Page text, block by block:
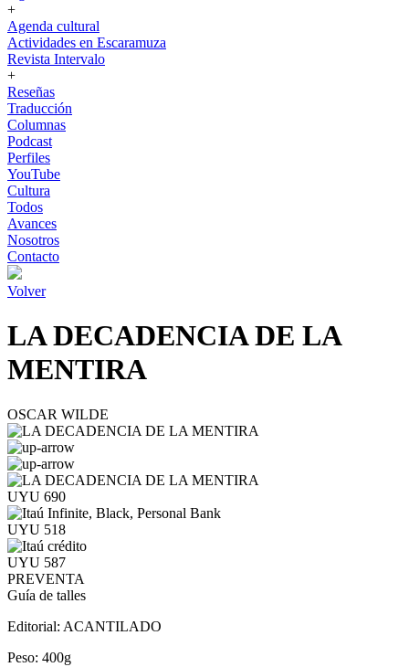
+
Agenda cultural
Actividades en Escaramuza
Revista Intervalo
+
Reseñas
Traducción
Columnas
Podcast
Perfiles
YouTube
Cultura
Todos
Avances
Nosotros
Contacto
Volver
LA DECADENCIA DE LA
MENTIRA
OSCAR WILDE
UYU 690
UYU 518
UYU 587
PREVENTA
Guía de talles
Editorial: ACANTILADO
Peso: 400g